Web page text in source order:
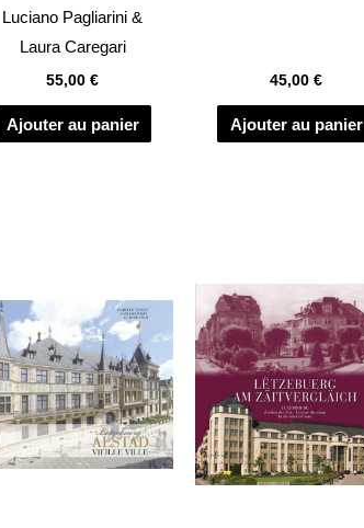
Luciano Pagliarini &
Laura Caregari
55,00€
Ajouter au panier
45,00 €
Ajouter au panier